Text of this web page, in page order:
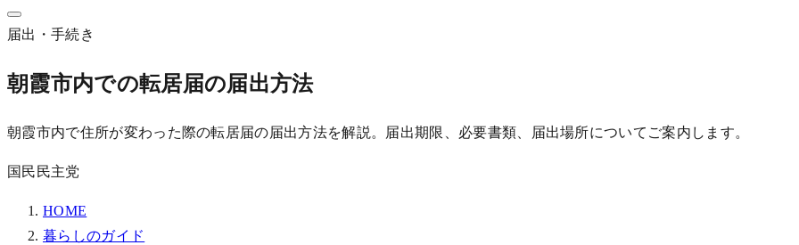
届出・手続き
朝霞市内での転居届の届出方法
朝霞市内で住所が変わった際の転居届の届出方法を解説。届出期限、必要書類、届出場所についてご案内します。
国民民主党
HOME
暮らしのガイド